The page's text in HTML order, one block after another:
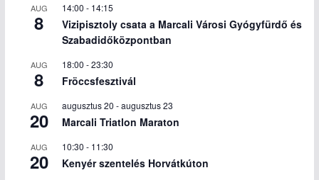
AUG
8
14:00 - 14:15
Vizipisztoly csata a Marcali Városi Gyógyfürdő és
Szabadidőközpontban
AUG
8
18:00 -23:30
Fröccsfesztivál
AUG
20
augusztus 20 -augusztus 23
Marcali Triatlon Maraton
AUG
20
10:30 - 11:30
Kenyér szentelés Horvátkúton